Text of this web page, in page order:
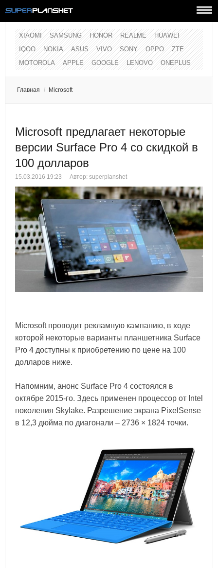
XIAOMI SAMSUNG HONOR REALME
HUAWEI
IQOO
NOKIA ASUS VIVO SONY OPPO
ZTE
MOTOROLA
APPLE GOOGLE LENOVO ONEPLUS
Главная / Microsoft
Microsoft предлагает некоторые
версии Surface Pro 4 со скидкой в
100 долларов
15.03.2016 19:23 Автор: superplanshet
Microsoft проводит рекламную кампанию, в ходе
которой некоторые варианты планшетника Surface
Pro 4 доступны к приобретению по цене на 100
долларов ниже.
Напомним, анонс Surface Pro 4 состоялся в
октябре 2015-го. Здесь применен процессор от Intel
поколения Skylake. Разрешение экрана PixelSense
в 12,3 дюйма по диагонали – 2736 × 1824 точки.